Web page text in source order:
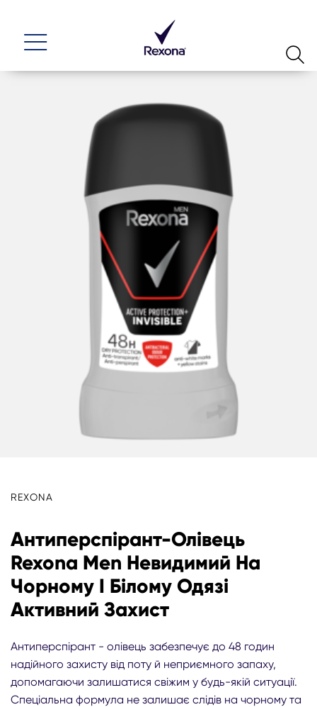
REXONA
Антиперспірант-Олівець
Rexona Men Невидимий На
Чорному І Білому Одязі
Активний Захист
Антиперспірант - олівець забезпечує до 48 годин
надійного захисту від поту й неприємного запаху,
допомагаючи залишатися свіжим у будь-якій ситуації.
Спеціальна формула не залишає слідів на чорному та